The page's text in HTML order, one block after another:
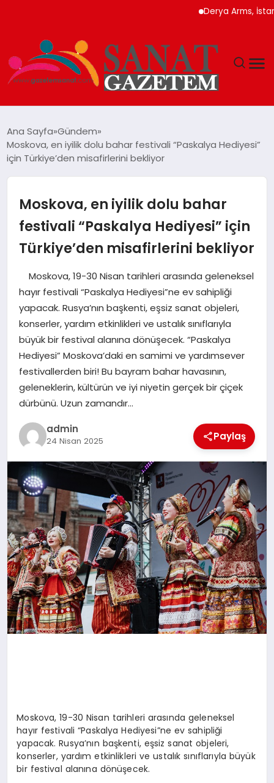
Derya Arms, İstanbul
TEKNOLOJI
YAŞAM
EKONOMI
SAĞLIK
DÜNYA
EĞITIM
Ana Sayfa Gündem
Moskova, en iyilik dolu bahar festivali “Paskalya Hediyesi”
için Türkiye’den misafirlerini bekliyor
Moskova, en iyilik dolu bahar
festivali “Paskalya Hediyesi” için
Türkiye’den misafirlerini bekliyor
Moskova, 19-30 Nisan tarihleri arasında geleneksel
hayır festivali “Paskalya Hediyesi”ne ev sahipliği
yapacak. Rusya’nın başkenti, eşsiz sanat objeleri,
konserler, yardım etkinlikleri ve ustalık sınıflarıyla
büyük bir festival alanına dönüşecek. “Paskalya
Hediyesi” Moskova’daki en samimi ve yardımsever
festivallerden biri! Bu bayram bahar havasının,
geleneklerin, kültürün ve iyi niyetin gerçek bir çiçek
dürbünü. Uzun zamandır…
admin
24 Nisan 2025 Paylaş
Moskova, 19-30 Nisan tarihleri arasında geleneksel
hayır festivali “Paskalya Hediyesi”ne ev sahipliği
yapacak. Rusya’nın başkenti, eşsiz sanat objeleri,
konserler, yardım etkinlikleri ve ustalık sınıflarıyla büyük
bir festival alanına dönüşecek.